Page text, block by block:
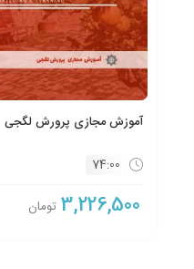
آموزش مجازی پرورش لگجی
74:00
3,226,500 تومان